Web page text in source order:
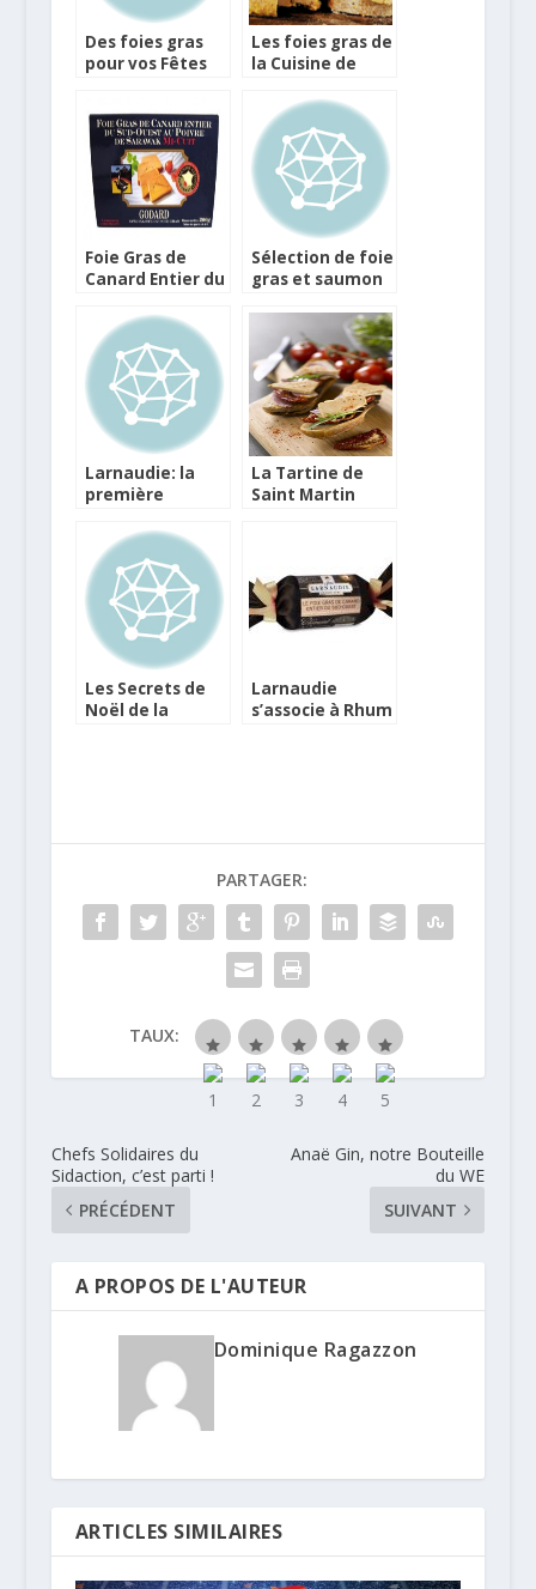
Des foies gras
pour vos Fêtes
Les foies gras de
la Cuisine de
Foie Gras de
Canard Entier du
Poivre Noir
Sarawak Mi-Cuit
Sélection de foie
gras et saumon
Larnaudie: la
première
gras mi-cuits IGP
Quercy
La Tartine de
Saint Martin
confites avec
magret séché et
Foie Gras entier
Les Secrets de
Noël de la
Larnaudie
s’associe à Rhum
PARTAGER:
TAUX:
Chefs Solidaires du
Sidaction, c’est parti !
PRÉCÉDENT
Anaë Gin, notre Bouteille
du WE
SUIVANT
A PROPOS DE L'AUTEUR
Dominique Ragazzon
ARTICLES SIMILAIRES